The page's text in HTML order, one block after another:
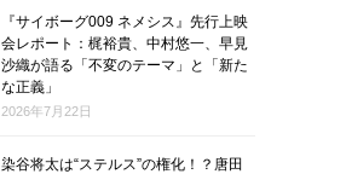
『サイボーグ009 ネメシス』先行上映
会レポート：梶裕貴、中村悠一、早見
沙織が語る「不変のテーマ」と「新た
な正義」
2026年7月22日
染谷将太は“ステルス”の権化！？唐田